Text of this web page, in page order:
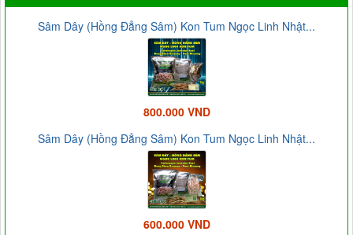
Sâm Dây (Hồng Đẳng Sâm) Kon Tum Ngọc Linh Nhật...
800.000 VND
Sâm Dây (Hồng Đẳng Sâm) Kon Tum Ngọc Linh Nhật...
600.000 VND